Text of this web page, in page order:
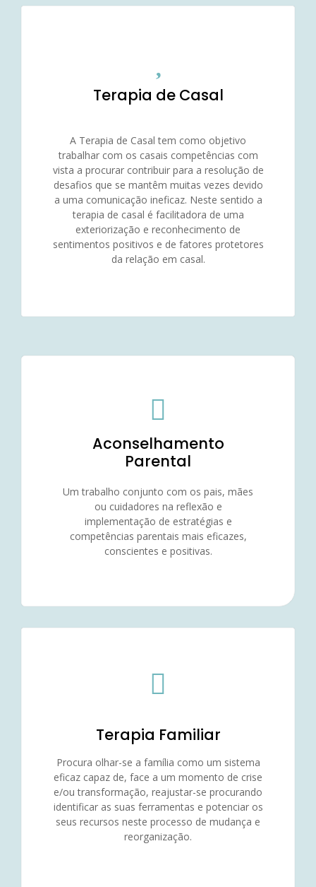
Terapia de Casal
A Terapia de Casal tem como objetivo
trabalhar com os casais competências com
vista a procurar contribuir para a resolução de
desafios que se mantêm muitas vezes devido
a uma comunicação ineficaz. Neste sentido a
terapia de casal é facilitadora de uma
exteriorização e reconhecimento de
sentimentos positivos e de fatores protetores
da relação em casal.
Aconselhamento
Parental
Um trabalho conjunto com os pais, mães
ou cuidadores na reflexão e
implementação de estratégias e
competências parentais mais eficazes,
conscientes e positivas.
Terapia Familiar
Procura olhar-se a família como um sistema
eficaz capaz de, face a um momento de crise
e/ou transformação, reajustar-se procurando
identificar as suas ferramentas e potenciar os
seus recursos neste processo de mudança e
reorganização.